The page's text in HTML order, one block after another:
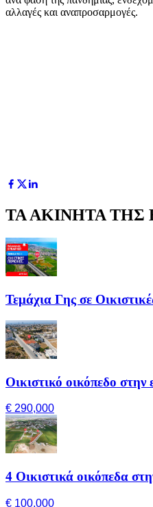
αλλαγές και αναπροσαρμογές.
ΤΑ ΑΚΙΝΗΤΑ
Τεμάχια Γης σε
Οικιστικό οικόπεδο στην
€ 290,000
4 Οικιστικά οικόπεδα
€ 100,000